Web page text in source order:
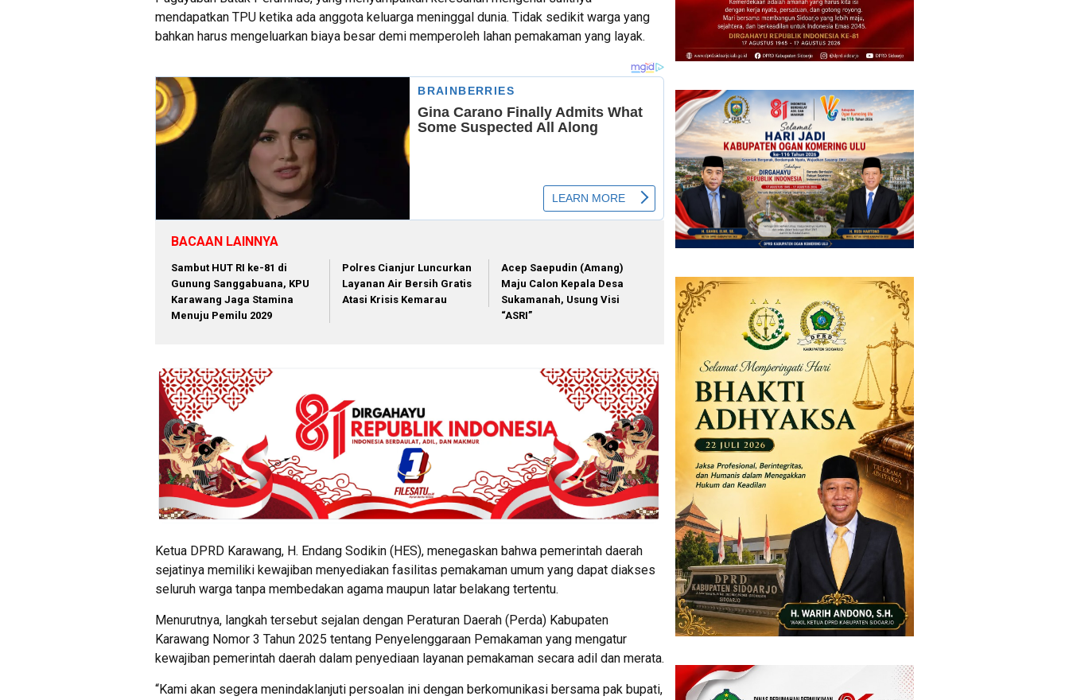
mendapatkan TPU ketika ada anggota keluarga meninggal dunia. Tidak sedikit warga yang
bahkan harus mengeluarkan biaya besar demi memperoleh lahan pemakaman yang layak.
BACAAN LAINNYA
Sambut HUT RI ke-81 di
Gunung Sanggabuana, KPU
Karawang Jaga Stamina
Menuju Pemilu 2029
Polres Cianjur Luncurkan
Layanan Air Bersih Gratis
Atasi Krisis Kemarau
Acep Saepudin (Amang)
Maju Calon Kepala Desa
Sukamanah, Usung Visi
“ASRI”
Ketua DPRD Karawang, H. Endang Sodikin (HES), menegaskan bahwa pemerintah daerah
sejatinya memiliki kewajiban menyediakan fasilitas pemakaman umum yang dapat diakses
seluruh warga tanpa membedakan agama maupun latar belakang tertentu.
Menurutnya, langkah tersebut sejalan dengan Peraturan Daerah (Perda) Kabupaten
Karawang Nomor 3 Tahun 2025 tentang Penyelenggaraan Pemakaman yang mengatur
kewajiban pemerintah daerah dalam penyediaan layanan pemakaman secara adil dan merata.
“Kami akan segera menindaklanjuti persoalan ini dengan berkomunikasi bersama pak bupati,